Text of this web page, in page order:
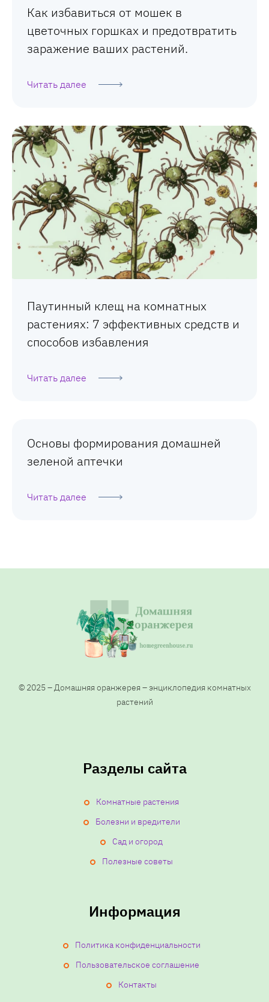
Как избавиться от мошек в
цветочных горшках и предотвратить
заражение ваших растений.
Читать далее
Паутинный клещ на комнатных
растениях: 7 эффективных средств и
способов избавления
Читать далее
Основы формирования домашней
зеленой аптечки
Читать далее
© 2025 – Домашняя оранжерея – энциклопедия комнатных
растений
Разделы сайта
Комнатные растения
Болезни и вредители
Сад и огород
Полезные советы
Информация
Политика конфиденциальности
Пользовательское соглашение
Контакты